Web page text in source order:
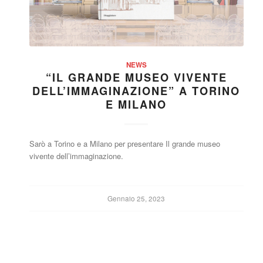
NEWS
“IL GRANDE MUSEO VIVENTE
DELL’IMMAGINAZIONE” A TORINO
E MILANO
Sarò a Torino e a Milano per presentare Il grande museo
vivente dell’immaginazione.
Gennaio 25, 2023